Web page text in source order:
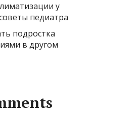
у
педиатра
подростка
в другом